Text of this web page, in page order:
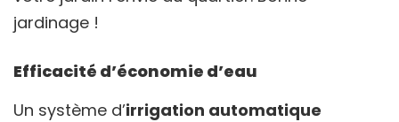
jardinage !
Efficacité d’économie d’eau
Un système d’irrigation automatique